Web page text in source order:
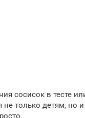
сосисок в тесте
не только детям, но